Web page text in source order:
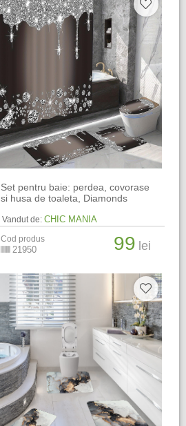
Set pentru baie: perdea, covorase
si husa de toaleta, Diamonds
Vandut de: CHIC MANIA
Cod produs
21950 99 lei